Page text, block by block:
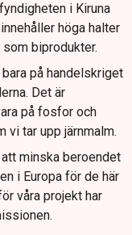
i Kiruna
höga halter
biprodukter.
på handelskriget
Det är
på fosfor och
tar upp järnmalm.
minska beroendet
i Europa för de här
våra projekt har